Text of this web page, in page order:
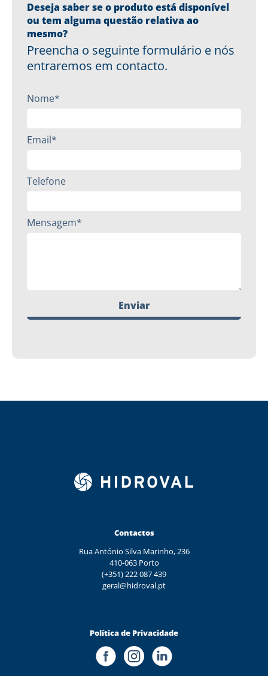
Deseja saber se o produto está disponível
ou tem alguma questão relativa ao
mesmo?
Preencha o seguinte formulário e nós
entraremos em contacto.
Nome*
Email*
Telefone
Mensagem*
Enviar
Contactos
Rua António Silva Marinho, 236
410-063 Porto
(+351) 222 087 439
geral@hidroval.pt
Política de Privacidade